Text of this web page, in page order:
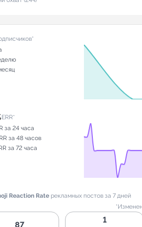
ERR*
за 24 часа
за 48 часов
за 72 часа
Reaction Rate рекламных постов за 7 дней
87
1